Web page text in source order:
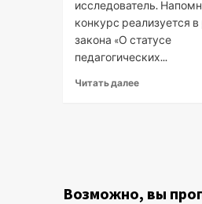
исследователь.
конкурс реализуется
закона «О статусе
педагогических...
Читать далее
Возможно, вы